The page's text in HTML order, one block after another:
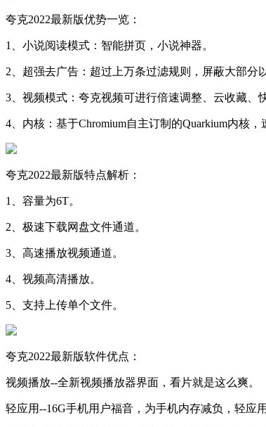
夸克2022最新版优势一览：
1、小说阅读模式：智能拼页，小说神器。
2、超强去广告：超过上万条过滤规则，屏蔽大部分
3、视频模式：夸克视频可进行倍速调整、云收藏、
4、内核：基于Chromium自主订制的Quarkium内核，
夸克2022最新版特点解析：
1、容量为6T。
2、极速下载网盘文件通道。
3、高速播放视频通道。
4、视频高清播放。
5、支持上传单个文件。
夸克2022最新版软件优点：
视频播放--全新视频播放器界面，看片就是这么爽。
轻应用--16G手机用户福音，为手机内存减负，轻应